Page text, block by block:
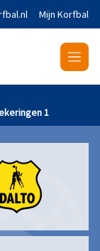
Mijn Korfbal
1